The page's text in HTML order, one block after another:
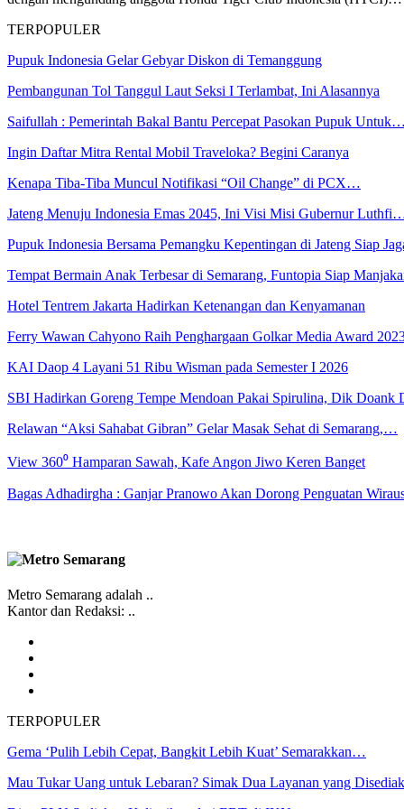
TERPOPULER
Pupuk Indonesia Gelar Gebyar Diskon di Temanggung
Pembangunan Tol Tanggul Laut Seksi I Terlambat, Ini Alasannya
Saifullah : Pemerintah Bakal Bantu Percepat Pasokan Pupuk Untuk…
Ingin Daftar Mitra Rental Mobil Traveloka? Begini Caranya
Kenapa Tiba-Tiba Muncul Notifikasi “Oil Change” di PCX…
Jateng Menuju Indonesia Emas 2045, Ini Visi Misi Gubernur
Pupuk Indonesia Bersama Pemangku Kepentingan di Jateng Siap
Tempat Bermain Anak Terbesar di Semarang, Funtopia Siap
Hotel Tentrem Jakarta Hadirkan Ketenangan dan Kenyamanan
Ferry Wawan Cahyono Raih Penghargaan Golkar Media Award
KAI Daop 4 Layani 51 Ribu Wisman pada Semester I 2026
SBI Hadirkan Goreng Tempe Mendoan Pakai Spirulina, Dik Doank
Relawan “Aksi Sahabat Gibran” Gelar Masak Sehat di Semarang,…
View 360⁰ Hamparan Sawah, Kafe Angon Jiwo Keren Banget
Bagas Adhadirgha : Ganjar Pranowo Akan Dorong Penguatan
Metro Semarang adalah ..
Kantor dan Redaksi: ..
TERPOPULER
Gema ‘Pulih Lebih Cepat, Bangkit Lebih Kuat’ Semarakkan…
Mau Tukar Uang untuk Lebaran? Simak Dua Layanan yang